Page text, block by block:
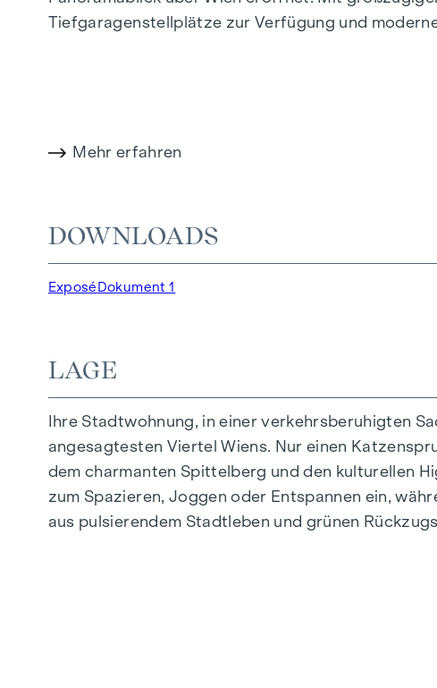
Tiefgaragenstellplätze zur Verfügung und
1- bis 4-Zimmerwohnungen
Gärten, Balkone, Loggien und Terrassen
Tiefgaragenstellplätze | E-Mobilität
Gemeinschaftsraum
ZUHAUSE ANKOMMEN
In der Herbststraße erwartet Sie ein einzigartiges
hochwertige Ausstattung besticht durch
Leben abgestimmt. Edle Parkettböden und eine
Mehr erfahren
DOWNLOADS
ExposéDokument 1
LAGE
Ihre Stadtwohnung, in einer verkehrsberuhigten
angesagtesten Viertel Wiens. Nur einen
dem charmanten Spittelberg und den kulturellen
zum Spazieren, Joggen oder Entspannen ein,
aus pulsierendem Stadtleben und grünen